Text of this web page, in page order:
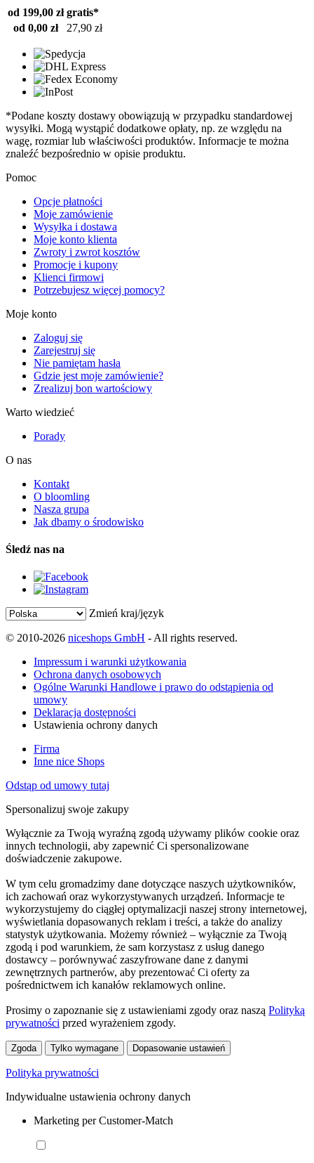
od 199,00 zł gratis*
od 0,00 zł
27,90 zł
*Podane koszty dostawy obowiązują w przypadku standardowej
wysyłki. Mogą wystąpić dodatkowe opłaty, np. ze względu na
wagę, rozmiar lub właściwości produktów. Informacje te można
znaleźć bezpośrednio w opisie produktu.
Pomoc
Opcje płatności
Moje zamówienie
Wysyłka i dostawa
Moje konto klienta
Zwroty i zwrot kosztów
Promocje i kupony
Klienci firmowi
Potrzebujesz więcej pomocy?
Moje konto
Zaloguj się
Zarejestruj się
Nie pamiętam hasła
Gdzie jest moje zamówienie?
Zrealizuj bon wartościowy
Warto wiedzieć
Porady
O nas
Kontakt
O bloomling
Nasza grupa
Jak dbamy o środowisko
Śledź nas na
Zmień kraj/język
© 2010-2026 niceshops GmbH - All rights reserved.
Impressum i warunki użytkowania
Ochrona danych osobowych
Ogólne Warunki Handlowe i prawo do odstąpienia od
umowy
Deklaracja dostępności
Ustawienia ochrony danych
Firma
Inne nice Shops
Odstąp od umowy tutaj
Spersonalizuj swoje zakupy
Wyłącznie za Twoją wyraźną zgodą używamy plików cookie oraz
innych technologii, aby zapewnić Ci spersonalizowane
doświadczenie zakupowe.
W tym celu gromadzimy dane dotyczące naszych użytkowników,
ich zachowań oraz wykorzystywanych urządzeń. Informacje te
wykorzystujemy do ciągłej optymalizacji naszej strony internetowej,
wyświetlania dopasowanych reklam i treści, a także do analizy
statystyk użytkowania. Możemy również – wyłącznie za Twoją
zgodą i pod warunkiem, że sam korzystasz z usług danego
dostawcy – porównywać zaszyfrowane dane z danymi
zewnętrznych partnerów, aby prezentować Ci oferty za
pośrednictwem ich kanałów reklamowych online.
Prosimy o zapoznanie się z ustawieniami zgody oraz naszą Polityką
prywatności przed wyrażeniem zgody.
Zgoda Tylko wymagane Dopasowanie ustawień
Polityka prywatności
Indywidualne ustawienia ochrony danych
Marketing per Customer-Match